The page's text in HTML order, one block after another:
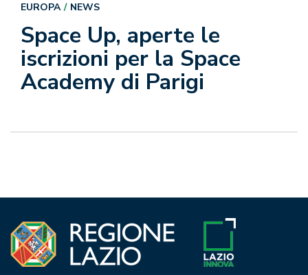
Space Up, aperte le
iscrizioni per la Space
Academy di Parigi
EUROPA
NEWS